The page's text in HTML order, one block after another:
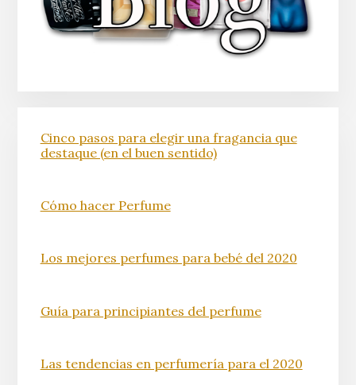
Cinco pasos para elegir una fragancia que
destaque (en el buen sentido)
Cómo hacer Perfume
Los mejores perfumes para bebé del 2020
Guía para principiantes del perfume
Las tendencias en perfumería para el 2020